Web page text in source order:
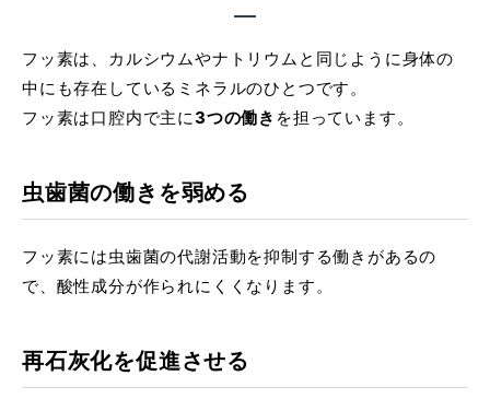
フッ素は、カルシウムやナトリウムと同じように身体の
中にも存在しているミネラルのひとつです。
フッ素は口腔内で主に3つの働き を担っています。
虫歯菌の働きを弱める
フッ素には虫歯菌の代謝活動を抑制する働きがあるの
で、酸性成分が作られにくくなります。
再石灰化を促進させる